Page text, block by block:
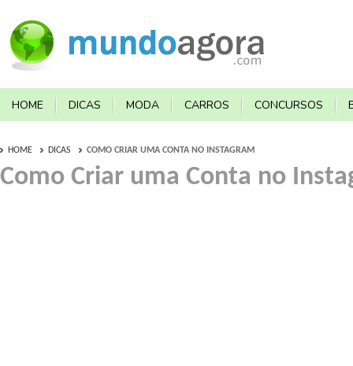
HOME DICAS MODA CARROS CONCURSOS
HOME DICAS COMO CRIAR UMA CONTA NO INSTAGRAM
Como Criar uma Conta no